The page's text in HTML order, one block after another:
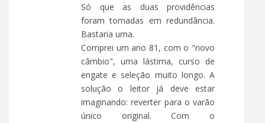
Só que as duas providências
foram tomadas em redundância.
Bastaria uma.
Comprei um ano 81, com o "novo
câmbio", uma lástima, curso de
engate e seleção muito longo. A
solução o leitor já deve estar
imaginando: reverter para o varão
único original. Com o